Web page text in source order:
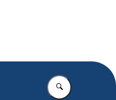
Vul in wat u